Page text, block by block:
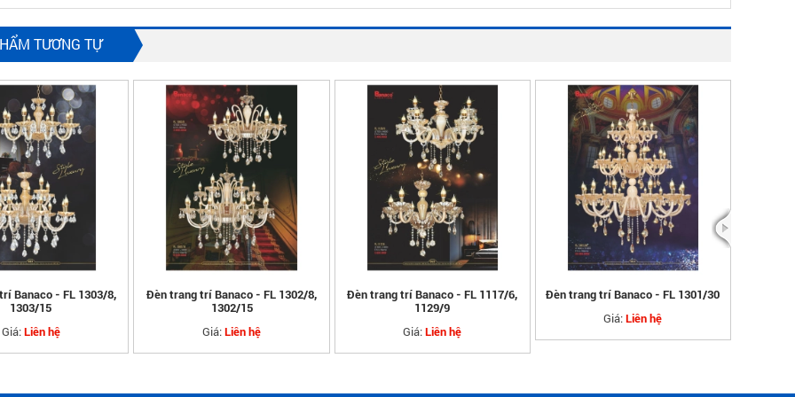
TƯƠNG TỰ
Banaco - FL 1303/8,
1303/15
Giá: Liên hệ
Đèn trang trí Banaco - FL 1302/8,
1302/15
Giá:Liên hệ
Đèn trang trí Banaco - FL 1117/6,
1129/9
Giá:Liên hệ
Đèn trang trí Banaco - FL 1301/30
Giá:Liên hệ